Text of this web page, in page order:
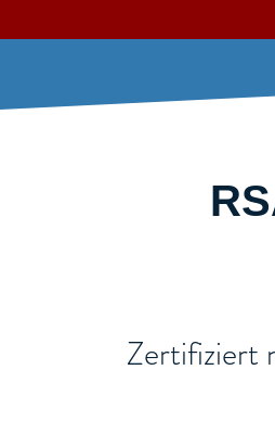
​Zertifiziert